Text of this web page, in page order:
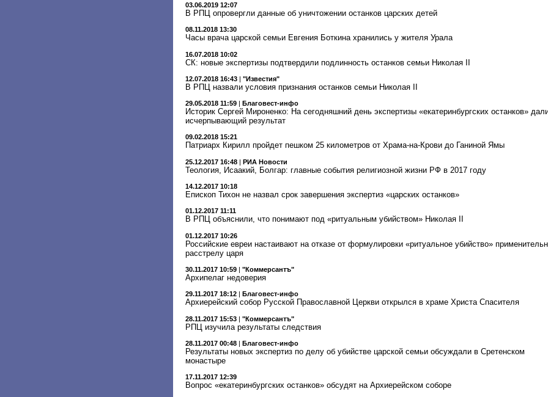
03.06.2019 12:07
В РПЦ опровергли данные об уничтожении останков царских детей
08.11.2018 13:30
Часы врача царской семьи Евгения Боткина хранились у жителя Урала
16.07.2018 10:02
СК: новые экспертизы подтвердили подлинность останков семьи Николая II
12.07.2018 16:43 | "Известия"
В РПЦ назвали условия признания останков семьи Николая II
29.05.2018 11:59 | Благовест-инфо
Историк Сергей Мироненко: На сегодняшний день экспертизы «екатеринбургских останков»
исчерпывающий результат
09.02.2018 15:21
Патриарх Кирилл пройдет пешком 25 километров от Храма-на-Крови до Ганиной Ямы
25.12.2017 16:48 | РИА Новости
Теология, Исаакий, Болгар: главные события религиозной жизни РФ в 2017 году
14.12.2017 10:18
Епископ Тихон не назвал срок завершения экспертиз «царских останков»
01.12.2017 11:11
В РПЦ объяснили, что понимают под «ритуальным убийством» Николая II
01.12.2017 10:26
Российские евреи настаивают на отказе от формулировки «ритуальное убийство»
расстрелу царя
30.11.2017 10:59 | "Коммерсантъ"
Архипелаг недоверия
29.11.2017 18:12 Благовест-инфо
Архиерейский собор Русской Православной Церкви открылся в храме Христа Спасителя
28.11.2017 15:53 | "Коммерсантъ"
РПЦ изучила результаты следствия
28.11.2017 00:48 | Благовест-инфо
Результаты новых экспертиз по делу об убийстве царской семьи обсуждали в Сретенском
монастыре
17.11.2017 12:39
Вопрос «екатеринбургских останков» обсудят на Архиерейском соборе